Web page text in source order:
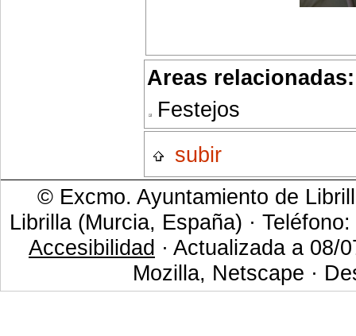
Areas relacionadas:
Festejos
subir
© Excmo. Ayuntamiento de
Librilla (Murcia, España) ·
Accesibilidad · Actualizada a 08/
Mozilla, Netscape ·